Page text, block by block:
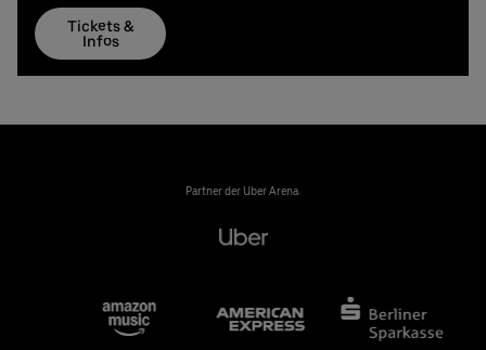
Tickets &
Infos
Partner der Uber Arena: